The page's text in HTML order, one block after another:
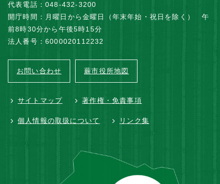
代表電話：048-432-3200
開庁時間：月曜日から金曜日（年末年始・祝日を除く） 午
前8時30分から午後5時15分
法人番号：6000020112232
お問い合わせ 蕨市役所地図
サイトマップ 著作権・免責事項
個人情報の取扱について リンク集